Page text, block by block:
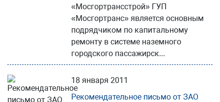
«Мосгортрансстрой» ГУП
«Мосгортранс» является основным
подрядчиком по капитальному
ремонту в системе наземного
городского пассажирск...
18 января 2011
Рекомендательное письмо от ЗАО